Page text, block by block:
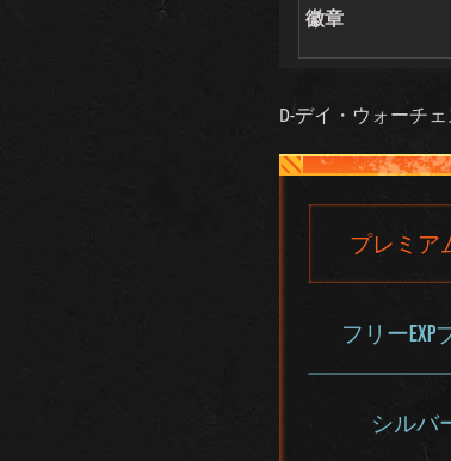
徽章
D-デイ・ウォーチ
プレミア
フリーEXP
シルバ